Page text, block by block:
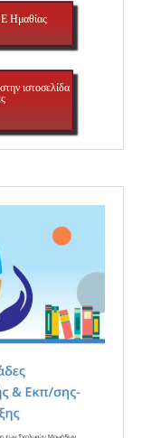
Ημαθίας
ιστοσελίδα